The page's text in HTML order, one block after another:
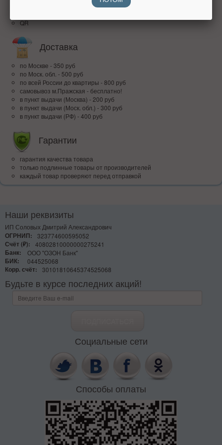
наличными при получении
QR
Доставка
по Москве - 350 руб
по Моск. обл. - 500 руб
по всей Росcии до квартиры - 800 руб
самовывоз м.Пражская - бесплатно!
в пункт выдачи (Москва) - 200 руб
в пункт выдачи (Моск. обл.) - 300 руб
в пункт выдачи (РФ) - 400 руб
Гарантии
гарантия качества товара
только подлинные товары от производителей
каждый товар проверяют перед отправкой
Наши реквизиты
ИП Соловых Дмитрий Александрович
ОГРНИП:
323774600595052
Счёт (₽):
40802810000000275241
Банк:
ООО "ОЗОН Банк"
БИК:
044525068
Корр. счёт:
30101810645374525068
Будьте в курсе последних акций!
Социальные сети
Способы оплаты